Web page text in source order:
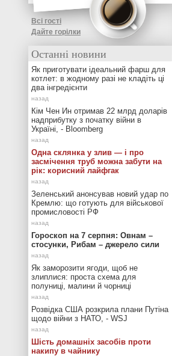
Всі гості
Дайте горілки
Останні новини
Як приготувати ідеальний фарш для
котлет: в жодному разі не кладіть ці
два інгредієнти
Кім Чен Ин отримав 22 млрд доларів
надприбутку з початку війни в
Україні, - Bloomberg
Одна склянка у злив — і про
засмічення труб можна забути на
рік: корисний лайфгак
Зеленський анонсував новий удар по
Кремлю: що готують для військової
промисловості РФ
Гороскоп на 7 серпня: Овнам –
стосунки, Рибам – джерело сили
Як заморозити ягоди, щоб не
злиплися: проста схема для
полуниці, малини й чорниці
Розвідка США розкрила плани Путіна
щодо війни з НАТО, - WSJ
Шість домашніх засобів проти
накипу в чайнику